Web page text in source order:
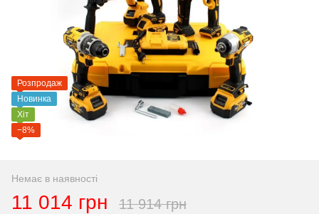
Розпродаж
Новинка
Хіт
−8%
Немає в наявності
11 014 грн 11 914 грн